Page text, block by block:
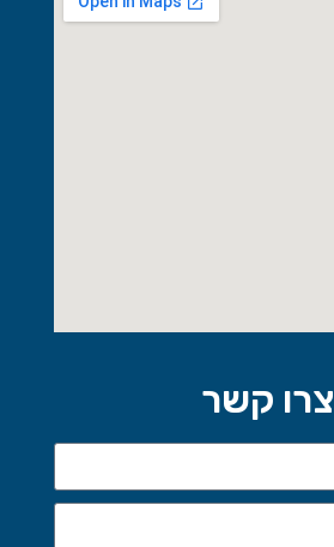
צרו קשר